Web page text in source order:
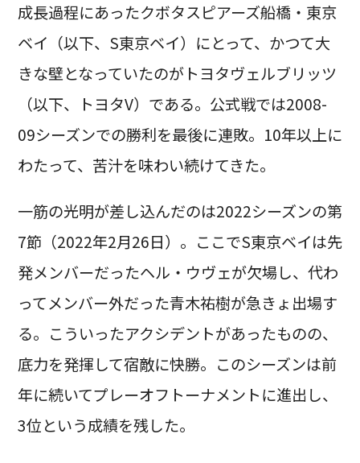
成長過程にあったクボタスピアーズ船橋・東京
ベイ（以下、S東京ベイ）にとって、かつて大
きな壁となっていたのがトヨタヴェルブリッツ
（以下、トヨタV）である。公式戦では2008-
09シーズンでの勝利を最後に連敗。10年以上に
わたって、苦汁を味わい続けてきた。
一筋の光明が差し込んだのは2022シーズンの第
7節（2022年2月26日）。ここでS東京ベイは先
発メンバーだったヘル・ウヴェが欠場し、代わ
ってメンバー外だった青木祐樹が急きょ出場す
る。こういったアクシデントがあったものの、
底力を発揮して宿敵に快勝。このシーズンは前
年に続いてプレーオフトーナメントに進出し、
3位という成績を残した。